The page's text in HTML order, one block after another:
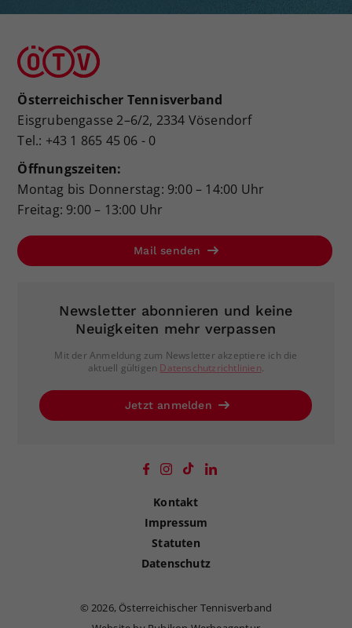
Österreichischer Tennisverband
Eisgrubengasse 2–6/2, 2334 Vösendorf
Tel.: +43 1 865 45 06 - 0
Öffnungszeiten:
Montag bis Donnerstag: 9:00 – 14:00 Uhr
Freitag: 9:00 – 13:00 Uhr
Mail senden
Newsletter abonnieren und keine
Neuigkeiten mehr verpassen
Mit der Anmeldung zum Newsletter akzeptiere ich die
aktuell gültigen Datenschutzrichtlinien.
Jetzt anmelden
Kontakt
Impressum
Statuten
Datenschutz
©2026, Österreichischer Tennisverband